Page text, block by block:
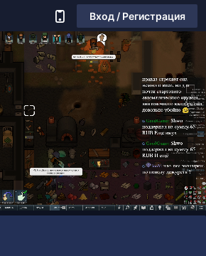
Вход / Регистрация